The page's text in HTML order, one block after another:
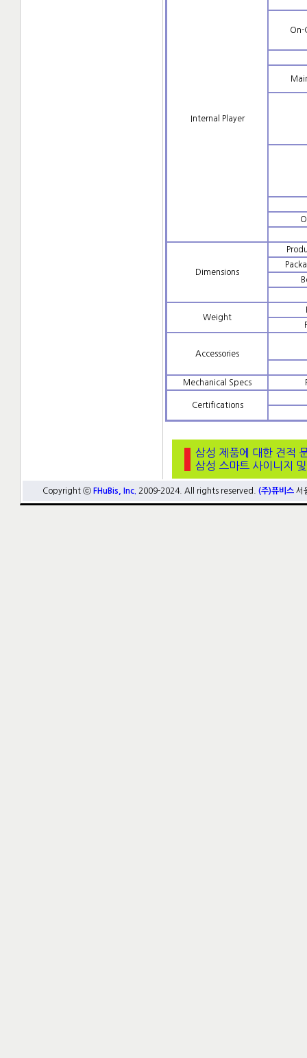
Internal Player
On-
Dimensions
Weight
Accessories
Mechanical Specs
Certifications
삼성 제품에 대한 견적
삼성 스마트 사이니지
Copyright ⓒ FHuBis, Inc. 2009-2024. All rights reserved. (주)퓨비스 서